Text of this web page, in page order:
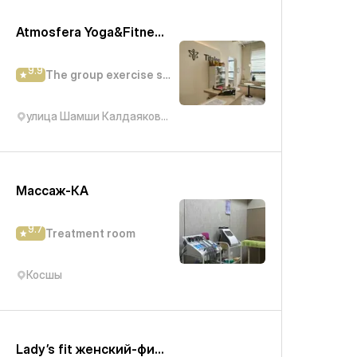
Atmosfera Yoga&Fitness (Калдаякова)
9.9 The group exercise studio
улица Шамши Калдаякова, 3
Массаж-КА
9.7 Treatment room
Косшы
Lady’s fit женский-фитнес